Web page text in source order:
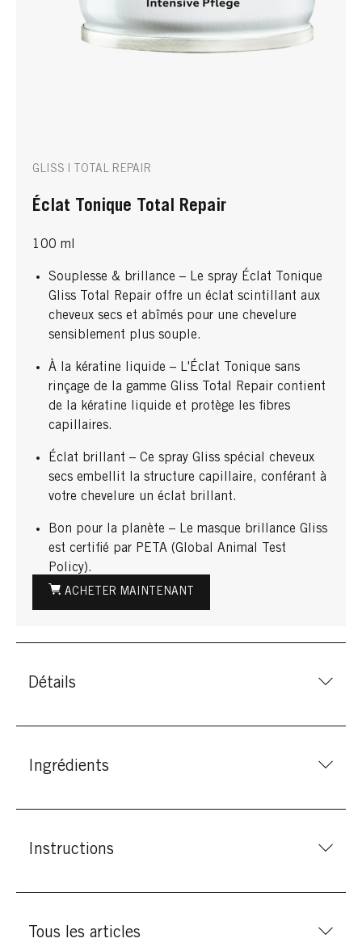
GLISS | TOTAL REPAIR
Éclat Tonique Total Repair
100 ml
Souplesse & brillance – Le spray Éclat Tonique
Gliss Total Repair offre un éclat scintillant aux
cheveux secs et abîmés pour une chevelure
sensiblement plus souple.
À la kératine liquide – L'Éclat Tonique sans
rinçage de la gamme Gliss Total Repair contient
de la kératine liquide et protège les fibres
capillaires.
Éclat brillant – Ce spray Gliss spécial cheveux
secs embellit la structure capillaire, conférant à
votre chevelure un éclat brillant.
Bon pour la planète – Le masque brillance Gliss
est certifié par PETA (Global Animal Test
Policy).
ACHETER MAINTENANT
Détails
Ingrédients
Instructions
Tous les articles